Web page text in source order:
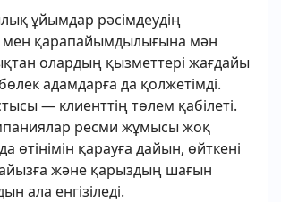
ұйымдар рәсімдеудің
қарапайымдылығына мән
олардың қызметтері жағдайы
адамдарға да қолжетімді.
— клиенттің төлем қабілеті.
ресми жұмысы жоқ
өтінімін қарауға дайын, өйткені
және қарыздың шағын
ала енгізіледі.